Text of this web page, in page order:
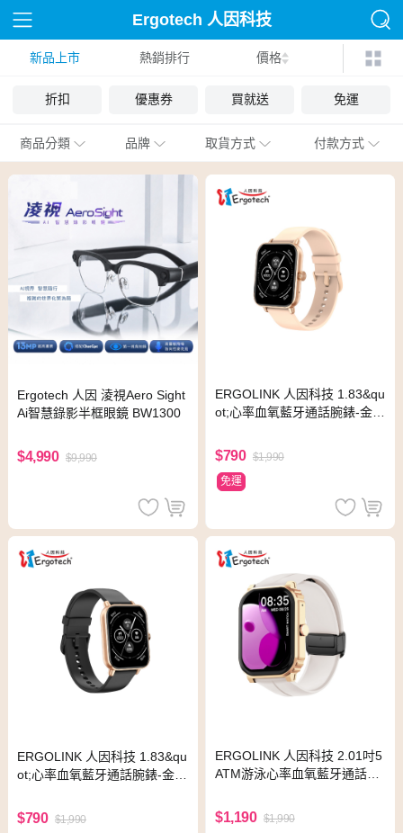
Ergotech 人因科技
新品上市 熱銷排行 價格
折扣 優惠券 買就送 免運
商品分類 品牌 取貨方式 付款方式
Ergotech 人因 淩視Aero Sight
Ai智慧錄影半框眼鏡 BW1300
$4,990 $9,990
ERGOLINK 人因科技 1.83&qu
ot;心率血氧藍牙通話腕錶-金典
$790 $1,990
免運
ERGOLINK 人因科技 1.83&qu
ot;心率血氧藍牙通話腕錶-金典
$790 $1,990
ERGOLINK 人因科技 2.01吋5
ATM游泳心率血氧藍牙通話腕
$1,190 $1,990